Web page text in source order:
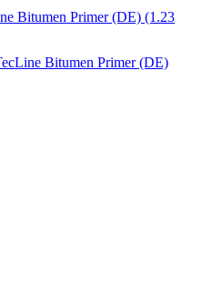
Bitumen Primer (DE) (1.23
Bitumen Primer (DE)